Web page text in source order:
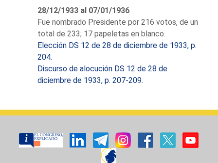
Juan Antonio Cano García sobre
el "Poder, política y partidos en
Valladolid durante la
Restauración".
Hombre de leyes, ejerció la
abogacía compaginándola con
su faceta como periodista y
hombre de negocios siendo uno
Castellano y el promotor de
destinadas a mejorar el
abastecimiento de energía
eléctrica. Pertenecía a una
28/12/1933 al 07/01/1936
Fue nombrado Presidente por 216 votos, de un
total de 233; 17 papeletas en blanco.
Elección DS 12 de 28 de diciembre de 1933, p.
204.
Discurso de alocución DS 12 de 28 de
diciembre de 1933, p. 207-209.